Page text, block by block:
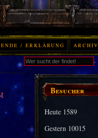
/ ERKLÄRUNG ARCHIV
.
Besucher
Heute 1589
Gestern 10015